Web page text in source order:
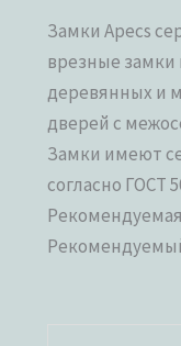
Замки Apecs
врезные замки
деревянных и
дверей с
Замки имеют
согласно ГОСТ